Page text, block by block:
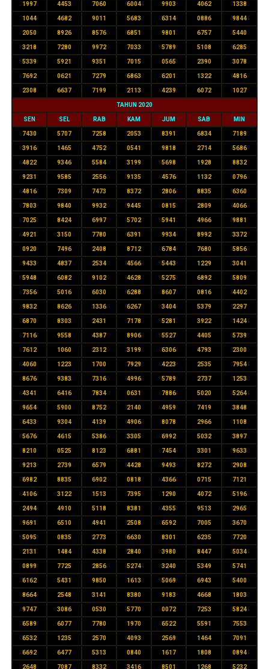
1997 4453 7060 6004 9903 4062 1338
1044 4682 9011 5683 6314 0886 9844
2050 8926 8576 6851 9801 6757 5440
3218 7280 9972 7033 5789 5108 6285
5339 5921 9351 7015 0565 2390 3078
7692 0621 7279 6863 6201 1322 4816
2308 6637 7199 2113 4239 6072 1027
TAHUN 2020
SEN SEL RAB KAM JUM SAB MIN
7430 5707 7258 2053 8391 6834 7189
3916 1465 4752 0541 9818 2714 5686
4822 9346 5584 3199 5698 1928 8832
9231 9585 2556 9135 4576 1132 0796
4816 7309 7473 8372 2806 8835 6360
7803 9840 9932 9445 0815 2809 4066
7025 8424 6997 5702 5941 4966 9881
4921 3150 7780 6391 9934 8992 3372
0920 7496 2408 8712 6784 7680 5856
9433 4837 2534 4566 5443 1229 3041
5948 6082 9102 4628 5275 6892 5809
7356 5016 6030 6288 8607 0816 4402
9832 8626 1336 6267 3404 5379 2297
6870 8303 2431 7178 5281 3922 1424
7116 9558 4387 8906 5527 4405 5739
7612 1060 2312 3199 6306 4793 2300
4060 1223 1700 7929 4223 2535 7954
8676 9383 7316 4996 5789 2737 1253
4341 6416 7834 0631 7886 5020 5264
9654 5900 8752 2140 4959 7419 3848
6433 9304 4139 4906 8078 2966 1108
5676 4615 5386 3305 6992 5032 3897
8210 0525 8123 6881 7454 3301 9633
9213 2739 6579 4428 9493 8272 2908
6982 8835 6902 0818 4366 0715 7121
4106 3122 1513 7395 1290 4072 5196
2494 4910 5118 8381 4355 9513 2965
9691 6510 4941 2508 6592 7005 3670
5095 0835 2773 6630 8301 6235 7720
2131 1484 4338 2840 3980 8447 5034
0899 7725 2856 5274 3240 5349 5741
6162 5431 9850 1613 5069 6943 5400
8664 2548 3141 8380 9183 4668 1803
9747 3086 0530 5770 0072 7253 5824
6589 6077 7780 1970 6522 5591 7553
6532 1235 2570 4093 2569 1464 7091
6692 6477 5313 0840 1617 1808 0894
2648 7087 8332 3416 8501 1268 5232